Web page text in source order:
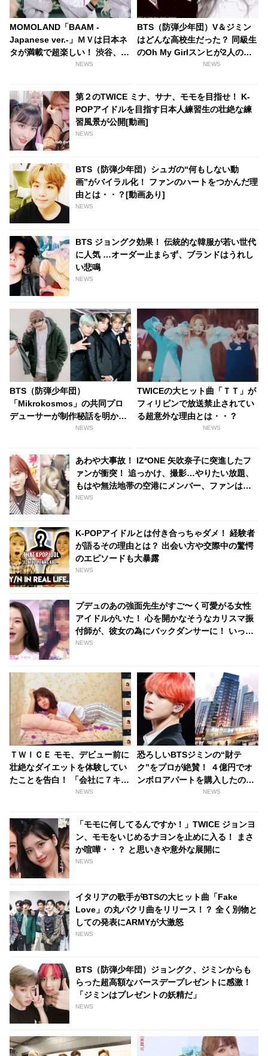
MOMOLAND「BAAM -
Japanese ver.-」ＭＶは日本ネ
タが満載で超楽しい！ 渋谷、セ
ーラー服、たこ焼き屋まで登
NEWS
BTS（防弾少年団）V＆ジミン
はどんな高校生だった？ 同級生
のOh My Girlスンヒが2人の過
NEWS
第２のTWICE ミナ、サナ、モモを目指せ！ K-
POPアイドルを目指す日本人練習生の壮絶な練
習風景が公開[動画]
NEWS
BTS（防弾少年団）シュガの“何もしない動
画”がバイラル化！ ファンのハートをつかんだ理
由とは・・？[動画あり]
NEWS
BTS ジョングク効果！ 伝統的な韓服が若い世代
に人気 …オーダー止まらず、ブランドはうれし
い悲鳴
NEWS
BTS（防弾少年団）
「Mikrokosmos」の共同プロ
デューサーが制作秘話を明か
す！ 「あんな気持ちを味わうこ
「世界最大で最高のバンド」
NEWS
TWICEの大ヒット曲「ＴＴ」が
フィリピンで放送禁止されてい
る超意外な理由とは・・？
NEWS
あわや大事故！ IZ*ONE 矢吹奈子に突進したフ
ァンが衝突！ 追っかけ、撮影…やりたい放題、
もはや無法地帯の空港にメンバー、ファンは困
惑［動画］
NEWS
K-POPアイドルとは付き合っちゃダメ！ 経験者
が語るその理由とは？ 出会い方や交際中の驚愕
のエピソードも大暴露
NEWS
プデュのあの強面先生がすご〜く可愛がる女性
アイドルがいた！ 心を開かなそうなカリスマ振
付師が、彼女の為にバックダンサーに！ いった
い誰？
NEWS
ＴＷＩＣＥ モモ、デビュー前に
壮絶なダイエットを体験してい
たことを告白！ 「会社に７キロ
やせろって言われて・・」
NEWS
恐ろしいBTSジミンの“財テ
ク”をプロが絶賛！ ４億円でオ
ンボロアパートを購入したのに
はワケがあった！ 未来は『韓国
NEWS
「モモに何してるんですか！」TWICE ジョンヨ
ン、モモをいじめるナヨンを止めに入る！ まさ
か喧嘩・・？ と思いきや意外な展開に
NEWS
イタリアの歌手がBTSの大ヒット曲「Fake
Love」の丸パクリ曲をリリース！？ 全く別物と
しての発表にARMYが大激怒
NEWS
BTS（防弾少年団）ジョングク、ジミンからも
らった超高額なバースデープレゼントに感激！
「ジミンはプレゼントの妖精だ」
NEWS